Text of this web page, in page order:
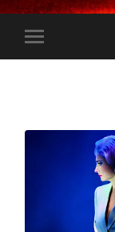
Mobile-
Menü